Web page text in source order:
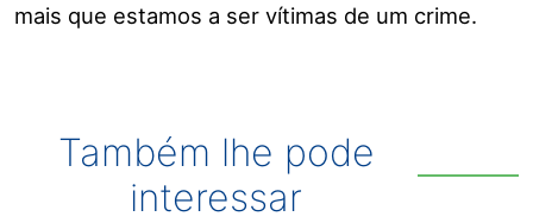
mais que estamos a ser vítimas de um crime.
Também lhe pode
interessar